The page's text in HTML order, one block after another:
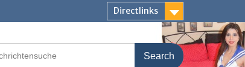
Directlinks